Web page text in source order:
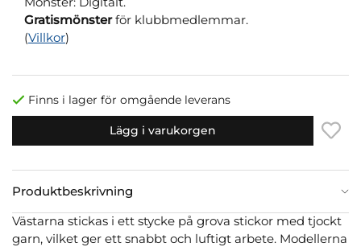
Gratismönsterför klubbmedlemmar.
(Villkor)
Finns i lager för omgående leverans
Lägg i varukorgen
Produktbeskrivning
Västarna stickas i ett stycke på grova stickor med tjockt
garn, vilket ger ett snabbt och luftigt arbete. Modellerna